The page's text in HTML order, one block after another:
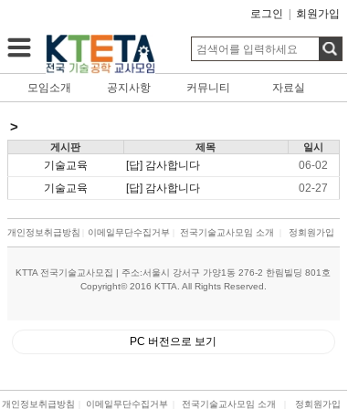
로그인 회원가입
모임소개 공지사항 커뮤니티 자료실
>
게시판 제목 일시
기술교육 [답] 감사합니다
06-02
기술교육
[답] 감사합니다 02-27
개인정보취급방침 이메일무단수집거부 전국기술교사모임 소개 정회원가입
KTTA 전국기술교사모집 | 주소:서울시 강서구 가양1동 276-2 한림빌딩 801호
Copyright© 2016 KTTA. All Rights Reserved.
PC 버전으로 보기
개인정보취급방침 이메일무단수집거부 전국기술교사모임 소개 정회원가입